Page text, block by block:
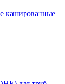
кашированные